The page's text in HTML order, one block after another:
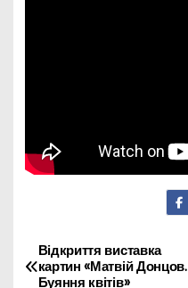
Н
Відкриття виставка
картин «Матвій Донцов.
Буяння квітів»